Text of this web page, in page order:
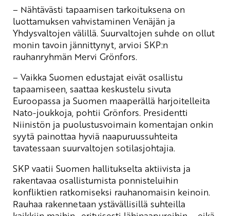
– Nähtävästi tapaamisen tarkoituksena on
luottamuksen vahvistaminen Venäjän ja
Yhdysvaltojen välillä. Suurvaltojen suhde on ollut
monin tavoin jännittynyt, arvioi SKP:n
rauhanryhmän Mervi Grönfors.
– Vaikka Suomen edustajat eivät osallistu
tapaamiseen, saattaa keskustelu sivuta
Euroopassa ja Suomen maaperällä harjoitelleita
Nato-joukkoja, pohtii Grönfors. Presidentti
Niinistön ja puolustusvoimain komentajan onkin
syytä painottaa hyviä naapuruussuhteita
tavatessaan suurvaltojen sotilasjohtajia.
SKP vaatii Suomen hallitukselta aktiivista ja
rakentavaa osallistumista ponnisteluihin
konfliktien ratkomiseksi rauhanomaisin keinoin.
Rauhaa rakennetaan ystävällisillä suhteilla